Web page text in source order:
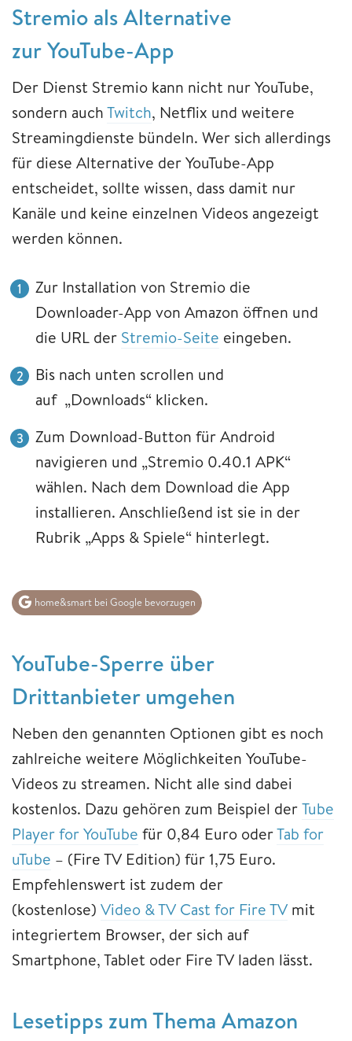
Stremio als Alternative
zur YouTube-App
Der Dienst Stremio kann nicht nur YouTube,
sondern auchTwitch, Netflix und weitere
Streamingdienste bündeln. Wer sich allerdings
für diese Alternative der YouTube-App
entscheidet, sollte wissen, dass damit nur
Kanäle und keine einzelnen Videos angezeigt
werden können.
Zur Installation von Stremio die
Downloader-App von Amazon öffnen und
die URL der Stremio-Seite eingeben.
Bis nach unten scrollen und
auf „Downloads“ klicken.
Zum Download-Button für Android
navigieren und „Stremio 0.40.1 APK“
wählen. Nach dem Download die App
installieren. Anschließend ist sie in der
Rubrik „Apps & Spiele“ hinterlegt.
home&smart bei Google bevorzugen
YouTube-Sperre über
Drittanbieter umgehen
Neben den genannten Optionen gibt es noch
zahlreiche weitere Möglichkeiten YouTube-
Videos zu streamen. Nicht alle sind dabei
kostenlos. Dazu gehören zum Beispiel derTube
Player for YouTube für 0,84 Euro oderTab for
uTube – (Fire TV Edition) für 1,75 Euro.
Empfehlenswert ist zudem der
(kostenlose) Video & TV Cast for Fire TV mit
integriertem Browser, der sich auf
Smartphone, Tablet oder Fire TV laden lässt.
Lesetipps zum Thema Amazon